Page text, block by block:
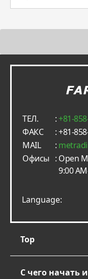
ТЕЛ. :+81-
ФАКС
: +81-
MAIL
:
Офисы : Open
9:00
Language:
Top
С чего начать